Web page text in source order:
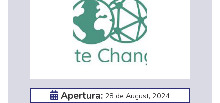
Apertura: 28 de August, 2024